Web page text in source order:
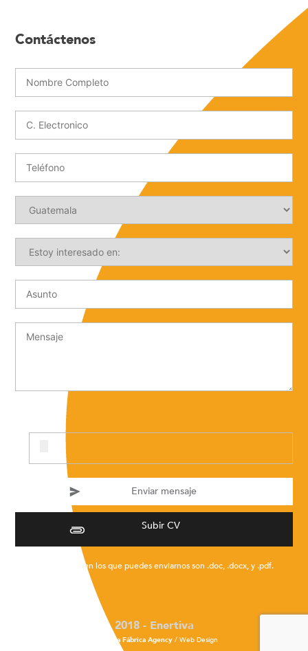
Contáctenos
Subir CV
* Los formatos en los que puedes enviarnos son .doc, .docx, y .pdf.
2018 - Enertiva
La Fábrica Agency / Web Design